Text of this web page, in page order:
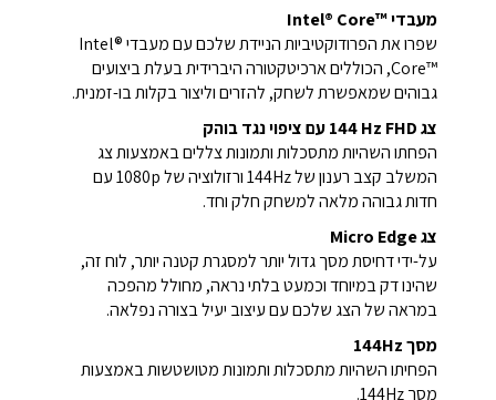
מעבדי Intel® Core™‎
שפרו את הפרודוקטיביות הניידת שלכם עם מעבדי Intel®
Core™‎, הכוללים ארכיטקטורה היברידית בעלת ביצועים
גבוהים שמאפשרת לשחק, להזרים וליצור בקלות בו-זמנית.
צג ‎144 Hz FHD עם ציפוי נגד בוהק
הפחתו השהיות מתסכלות ותמונות צללים באמצעות צג
המשלב קצב רענון של 144Hz ורזולוציה של 1080p עם
חדות גבוהה מלאה למשחק חלק וחד.
צג Micro Edge
על-ידי דחיסת מסך גדול יותר למסגרת קטנה יותר, לוח זה,
שהינו דק במיוחד וכמעט בלתי נראה, מחולל מהפכה
במראה של הצג שלכם עם עיצוב יעיל בצורה נפלאה.
מסך 144Hz
הפחיתו השהיות מתסכלות ותמונות מטושטשות באמצעות
מסך 144Hz.